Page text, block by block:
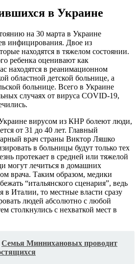
в Украине
на 30 марта в Украине
инфицирования. Двое из
находятся в тяжелом состоянии.
ребенка оценивают как
находятся в реанимационном
областной детской больнице, а
больнице. Всего в Украине
случаях от вируса COVID-19,
вирусом из КНР болеют люди,
от 31 до 40 лет. Главный
врач страны Виктор Ляшко
в больницы будут только тех
протекает в средней или тяжелой
могут лечиться в домашних
врача. Таким образом, медики
“итальянского сценария”, ведь
в Италии, то местные власти сразу
людей абсолютно с любой
столкнулись с нехваткой мест в
Семья Миннихановых проводит